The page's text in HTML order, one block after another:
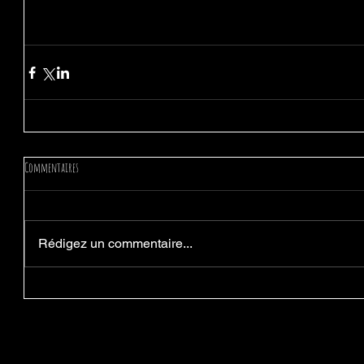
Commentaires
Rédigez un commentaire...